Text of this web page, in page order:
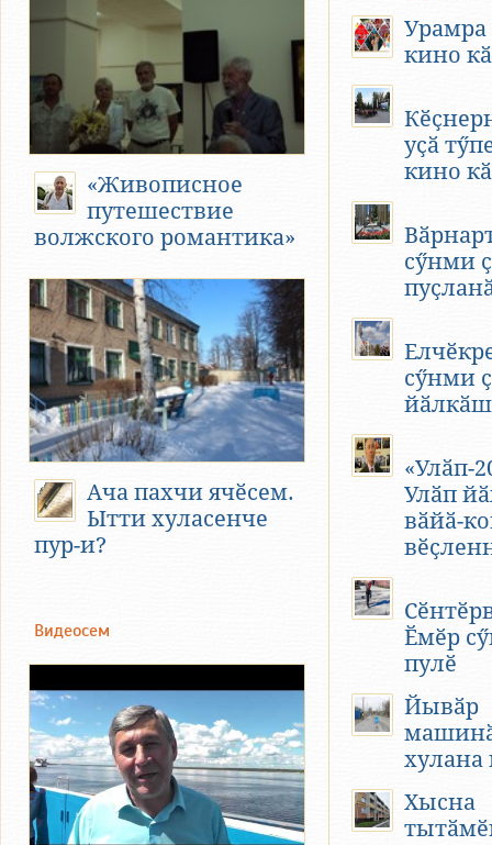
«Живописное
путешествие
волжского романтика»
Ача пахчи ячӗсем.
Ытти хуласенче
пур-и?
Видеосем
Урамра
кино
уҫӑ
кино
сӳнми
сӳнми
«Улӑп-
Улӑп
вӑйӑ-
Ӗмӗр
пулӗ
Йывӑр
хулана
Хысна